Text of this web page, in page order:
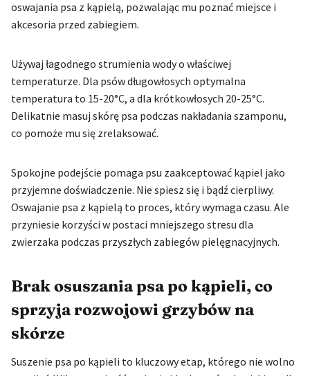
oswajania psa z kąpielą, pozwalając mu poznać miejsce i
akcesoria przed zabiegiem.
Używaj łagodnego strumienia wody o właściwej
temperaturze. Dla psów długowłosych optymalna
temperatura to 15-20°C, a dla krótkowłosych 20-25°C.
Delikatnie masuj skórę psa podczas nakładania szamponu,
co pomoże mu się zrelaksować.
Spokojne podejście pomaga psu zaakceptować kąpiel jako
przyjemne doświadczenie. Nie spiesz się i bądź cierpliwy.
Oswajanie psa z kąpielą to proces, który wymaga czasu. Ale
przyniesie korzyści w postaci mniejszego stresu dla
zwierzaka podczas przyszłych zabiegów pielęgnacyjnych.
Brak osuszania psa po kąpieli, co
sprzyja rozwojowi grzybów na
skórze
Suszenie psa po kąpieli to kluczowy etap, którego nie wolno